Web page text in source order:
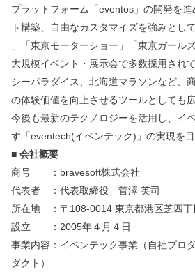
プラットフォーム「eventos」の開発を
ト構築、自由なカスタマイズを強みとし
」「東京モーターショー」「東京ガール
大規模イベント・展示会で多数採用され
シーパラダイス、北海道マラソンなど、
の体験価値を向上させるツールとしても
今後も最新のテクノロジーを活用し、イ
す「eventech(イベンテック)」の実現を目
■ 会社概要
商号 ：bravesoft株式会社
代表者 ：代表取締役 菅澤 英司
所在地 ：〒108-0014 東京都港区芝四丁
設立 ：2005年４月４日
事業内容：イベンテック事業（自社プロ
ダクト）